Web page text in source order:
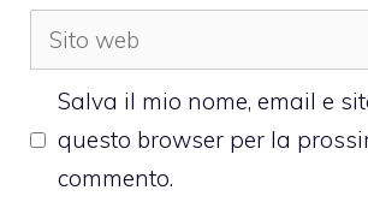
Sito
web
Salva il mio nome, email e
questo browser per la
commento.